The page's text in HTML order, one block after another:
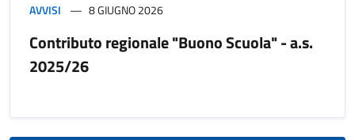
AVVISI 8 GIUGNO 2026
Contributo regionale "Buono Scuola" - a.s.
2025/26